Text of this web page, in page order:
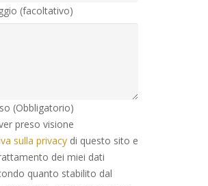
(facoltativo)
(Obbligatorio)
preso visione
sulla privacy di questo sito e
dei miei dati
quanto stabilito dal